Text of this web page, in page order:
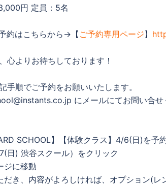
円 定員：5名
約はこちらから→【ご予約専用ページ】
心よりお待ちしております！
順でご予約をお願いいたします。
にメールにてお問い合せ
SCHOOL】【体験クラス】4/6(日)を予
日) 渋谷スクール）をクリック
ジに移動
き、内容がよろしければ、オプション(レ